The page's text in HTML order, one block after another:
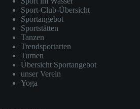
Sport-Club-Übersicht
Sportangebot
Sportstätten
Tanzen
Trendsportarten
Turnen
Übersicht Sportangebot
unser Verein
Yoga